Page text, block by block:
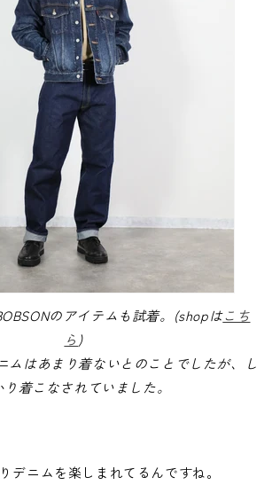
のアイテムも試着。(shopはこち
ら )
ムはあまり着ないとのことでしたが、し
り着こなされていました。
デニムを楽しまれてるんですね。